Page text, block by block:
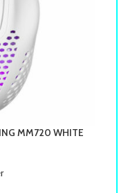
MM720 WHITE